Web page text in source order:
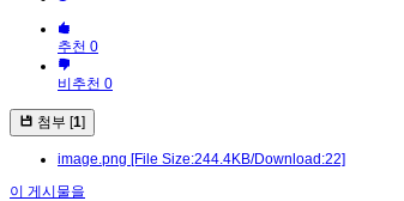
추천 0
비추천 0
첨부 [1]
image.png [File Size:244.4KB/Download:22]
이 게시물을